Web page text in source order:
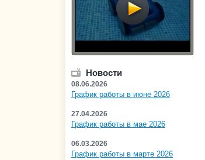
Новости
08.06.2026
График работы в июне 2026
27.04.2026
График работы в мае 2026
06.03.2026
График работы в марте 2026